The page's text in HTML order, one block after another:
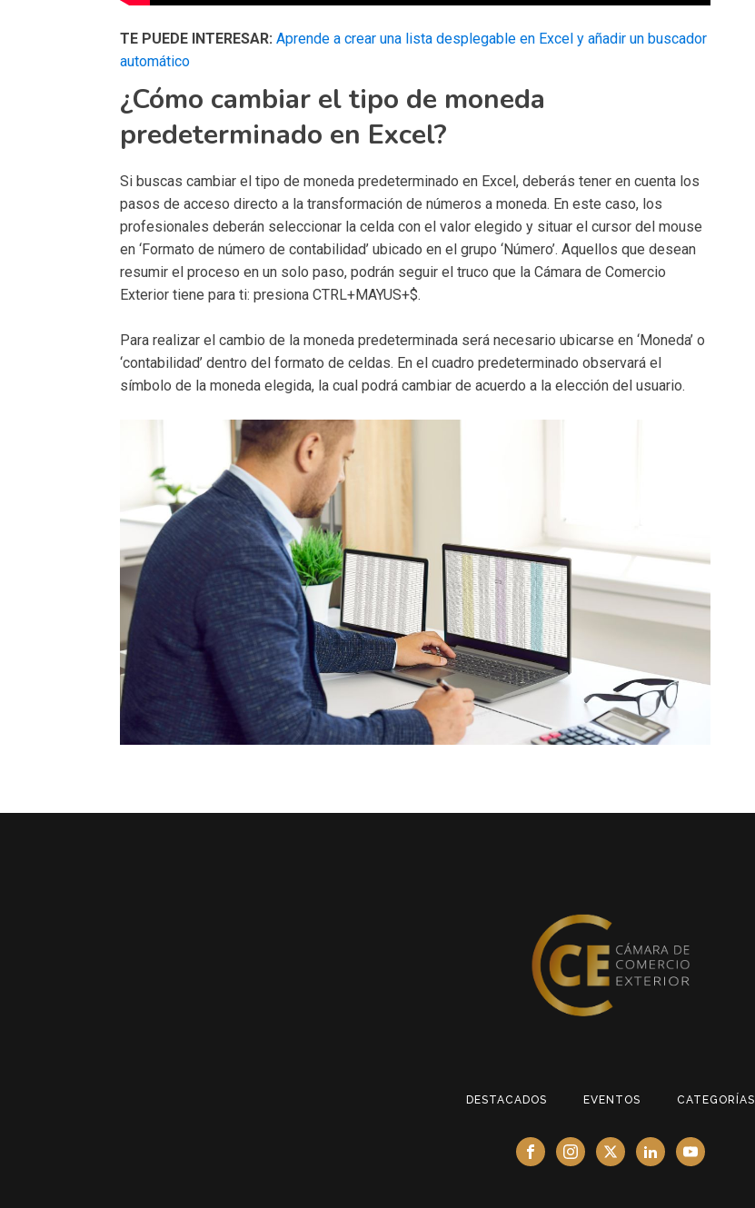
TE PUEDE INTERESAR: Aprende a crear una lista desplegable en Excel y añadir un buscador
automático
¿Cómo cambiar el tipo de moneda
predeterminado en Excel?
Si buscas cambiar el tipo de moneda predeterminado en Excel, deberás tener en cuenta los
pasos de acceso directo a la transformación de números a moneda. En este caso, los
profesionales deberán seleccionar la celda con el valor elegido y situar el cursor del mouse
en ‘Formato de número de contabilidad’ ubicado en el grupo ‘Número’. Aquellos que desean
resumir el proceso en un solo paso, podrán seguir el truco que la Cámara de Comercio
Exterior tiene para ti: presiona CTRL+MAYUS+$.
Para realizar el cambio de la moneda predeterminada será necesario ubicarse en ‘Moneda’ o
‘contabilidad’ dentro del formato de celdas. En el cuadro predeterminado observará el
símbolo de la moneda elegida, la cual podrá cambiar de acuerdo a la elección del usuario.
DESTACADOS EVENTOS CATEGORÍAS